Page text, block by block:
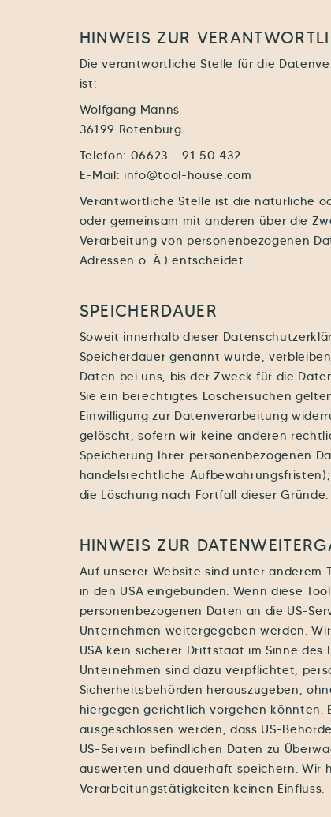
HINWEIS ZUR
Die verantwortliche Stelle für die
ist:
Wolfgang Manns
36199 Rotenburg
Telefon: 06623 - 91 50 432
E-Mail: info@tool-house.com
Verantwortliche Stelle ist die natürliche
oder gemeinsam mit anderen über die
Verarbeitung von personenbezogenen
Adressen o. Ä.) entscheidet.
SPEICHERDAUER
Soweit innerhalb dieser
Speicherdauer genannt wurde,
Daten bei uns, bis der Zweck für die
Sie ein berechtigtes Löschersuchen
Einwilligung zur Datenverarbeitung
gelöscht, sofern wir keine anderen
Speicherung Ihrer personenbezogenen
handelsrechtliche
die Löschung nach Fortfall dieser Gründe.
HINWEIS ZUR
Auf unserer Website sind unter anderem
in den USA eingebunden. Wenn diese
personenbezogenen Daten an die US-
Unternehmen weitergegeben werden.
USA kein sicherer Drittstaat im Sinne des
Unternehmen sind dazu verpflichtet,
Sicherheitsbehörden herauszugeben,
hiergegen gerichtlich vorgehen könnten.
ausgeschlossen werden, dass US-
US-Servern befindlichen Daten zu
auswerten und dauerhaft speichern. Wir
Verarbeitungstätigkeiten keinen Einfluss.